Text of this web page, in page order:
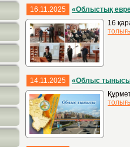
16.11.2025
«Облыстық
16
14.11.2025
«Облыс